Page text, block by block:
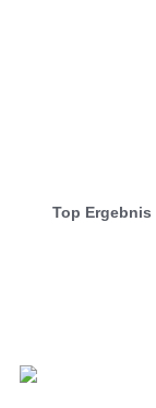
Top Ergebnis